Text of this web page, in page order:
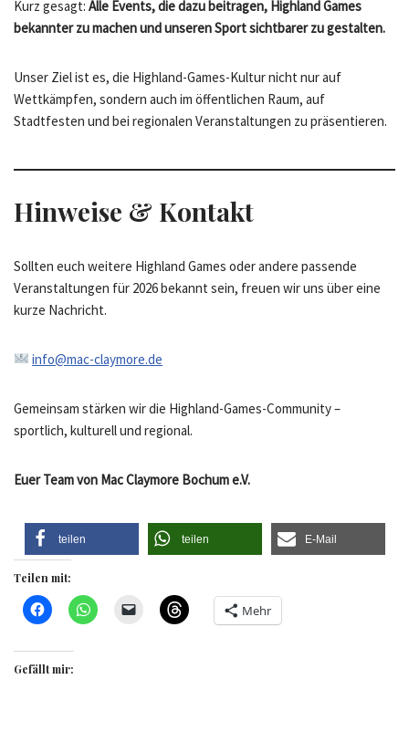
Kurz gesagt: Alle Events, die dazu beitragen, Highland Games
bekannter zu machen und unseren Sport sichtbarer zu gestalten.
Unser Ziel ist es, die Highland-Games-Kultur nicht nur auf
Wettkämpfen, sondern auch im öffentlichen Raum, auf
Stadtfesten und bei regionalen Veranstaltungen zu präsentieren.
Hinweise & Kontakt
Sollten euch weitere Highland Games oder andere passende
Veranstaltungen für 2026 bekannt sein, freuen wir uns über eine
kurze Nachricht.
info@mac-claymore.de
Gemeinsam stärken wir die Highland-Games-Community –
sportlich, kulturell und regional.
Euer Team von Mac Claymore Bochum e.V.
teilen teilen E-Mail
Teilen mit:
Mehr
Gefällt mir: